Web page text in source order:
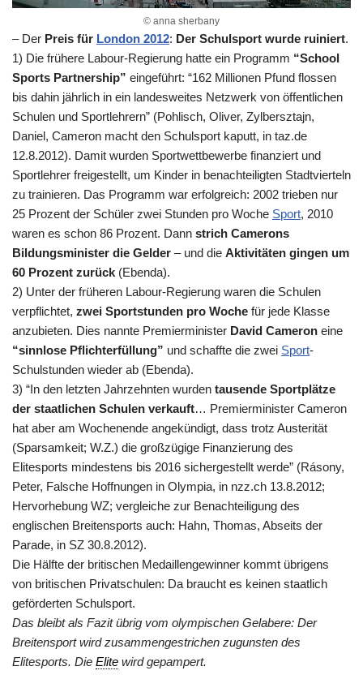
© anna sherbany
– Der Preis für London 2012: Der Schulsport wurde ruiniert.
1) Die frühere Labour-Regierung hatte ein Programm “School
Sports Partnership” eingeführt: “162 Millionen Pfund flossen
bis dahin jährlich in ein landesweites Netzwerk von öffentlichen
Schulen und Sportlehrern” (Pohlisch, Oliver, Zylbersztajn,
Daniel, Cameron macht den Schulsport kaputt, in taz.de
12.8.2012). Damit wurden Sportwettbewerbe finanziert und
Sportlehrer freigestellt, um Kinder in benachteiligten Stadtvierteln
zu trainieren. Das Programm war erfolgreich: 2002 trieben nur
25 Prozent der Schüler zwei Stunden pro Woche Sport, 2010
waren es schon 86 Prozent. Dann strich Camerons
Bildungsminister die Gelder – und die Aktivitäten gingen um
60 Prozent zurück (Ebenda).
2) Unter der früheren Labour-Regierung waren die Schulen
verpflichtet, zwei Sportstunden pro Woche für jede Klasse
anzubieten. Dies nannte Premierminister David Cameron eine
“sinnlose Pflichterfüllung” und schaffte die zwei Sport-
Schulstunden wieder ab (Ebenda).
3) “In den letzten Jahrzehnten wurden tausende Sportplätze
der staatlichen Schulen verkauft… Premierminister Cameron
hat aber am Wochenende angekündigt, dass trotz Austerität
(Sparsamkeit; W.Z.) die großzügige Finanzierung des
Elitesports mindestens bis 2016 sichergestellt werde” (Rásony,
Peter, Falsche Hoffnungen in Olympia, in nzz.ch 13.8.2012;
Hervorhebung WZ; vergleiche zur Benachteiligung des
englischen Breitensports auch: Hahn, Thomas, Abseits der
Parade, in SZ 30.8.2012).
Die Hälfte der britischen Medaillengewinner kommt übrigens
von britischen Privatschulen: Da braucht es keinen staatlich
geförderten Schulsport.
Das bleibt als Fazit übrig vom olympischen Gelabere: Der
Breitensport wird zusammengestrichen zugunsten des
Elitesports. Die Elite wird gepampert.